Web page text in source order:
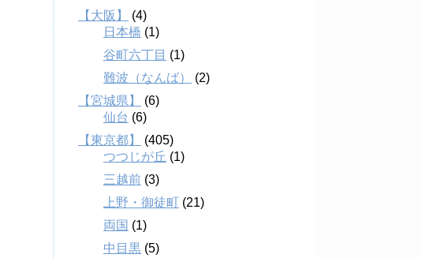
【大阪】
(4)
日本橋 (1)
谷町六丁目 (1)
難波（なんば）
(2)
【宮城県】
(6)
仙台 (6)
【東京都】
(405)
つつじが丘 (1)
三越前 (3)
上野・御徒町 (21)
両国 (1)
中目黒 (5)